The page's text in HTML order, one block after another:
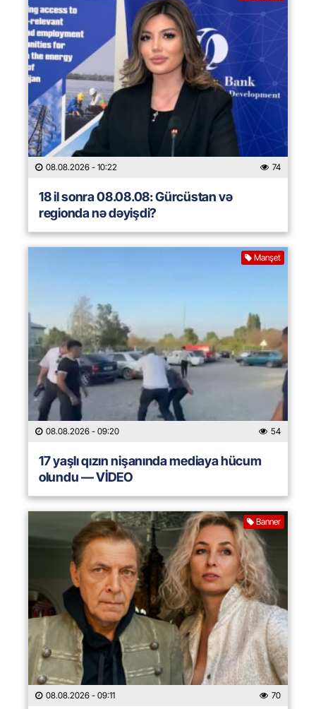
08.08.2026 - 10:22 74
18 il sonra 08.08.08: Gürcüstan və
regionda nə dəyişdi?
Manşet
08.08.2026 - 09:20 54
17 yaşlı qızın nişanında mediaya hücum
olundu — VİDEO
Banner
08.08.2026 - 09:11 70